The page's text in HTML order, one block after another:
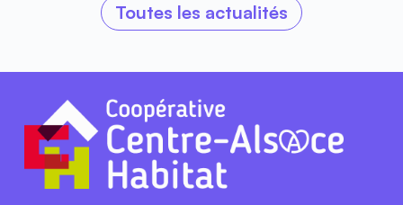
Toutes les actualités